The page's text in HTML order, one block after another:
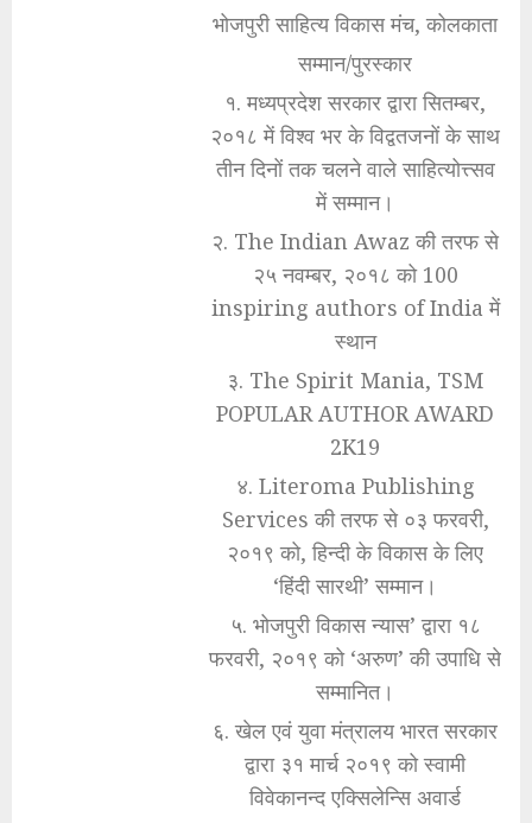
भोजपुरी साहित्य विकास मंच, कोलकाता
सम्मान/पुरस्कार
१. मध्यप्रदेश सरकार द्वारा सितम्बर,
२०१८ में विश्व भर के विद्वतजनों के साथ
तीन दिनों तक चलने वाले साहित्योत्त्सव
में सम्मान।
२. The Indian Awaz की तरफ से
२५ नवम्बर, २०१८ को 100
inspiring authors of India में
स्थान
३. The Spirit Mania, TSM
POPULAR AUTHOR AWARD
2K19
४. Literoma Publishing
Services की तरफ से ०३ फरवरी,
२०१९ को, हिन्दी के विकास के लिए
‘हिंदी सारथी’ सम्मान।
५. भोजपुरी विकास न्यास’ द्वारा १८
फरवरी, २०१९ को ‘अरुण’ की उपाधि से
सम्मानित।
६. खेल एवं युवा मंत्रालय भारत सरकार
द्वारा ३१ मार्च २०१९ को स्वामी
विवेकानन्द एक्सिलेन्सि अवार्ड